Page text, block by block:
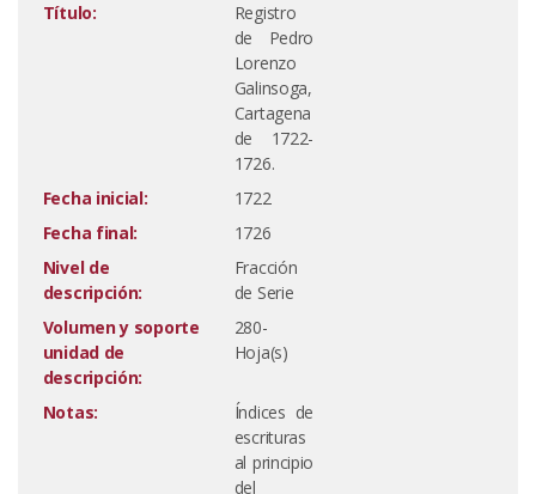
Título:
Registro
de Pedro
Lorenzo
Galinsoga,
Cartagena
de 1722-
1726.
Fecha inicial:
1722
Fecha final:
1726
Nivel de
descripción:
Fracción
de Serie
Volumen y soporte
unidad de
descripción:
280-
Hoja(s)
Notas:
Índices de
escrituras
al principio
del